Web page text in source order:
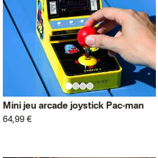
Mini jeu arcade joystick Pac-man
64,99 €